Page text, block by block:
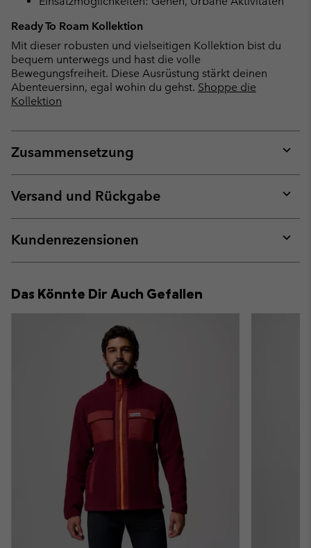
Ready To Roam Kollektion
Mit dieser robusten und vielseitigen Kollektion bist du
bequem unterwegs und hast die volle
Bewegungsfreiheit. Diese Ausrüstung stärkt deinen
Abenteuersinn, egal wohin du gehst. Shoppe die
Kollektion
Zusammensetzung
or
Versand und Rückgabe
or
Kundenrezensionen
or
Das Könnte Dir Auch Gefallen